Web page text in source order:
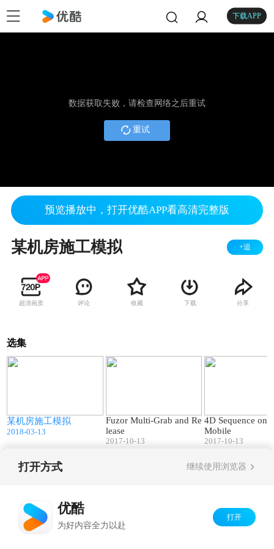
下载APP
数据获取失败，请检查网络之后重试
重试
预览播放中，打开优酷APP看高清完整版
某机房施工模拟 +追
超清画质 评论 收藏 下载 分享
选集
某机房施工模拟
2018-03-13
Fuzor Multi-Grab and Re
lease
2017-10-13
4D Sequence on
Mobile
2017-10-13
打开方式 继续使用浏览器
优酷
为好内容全力以赴
打开